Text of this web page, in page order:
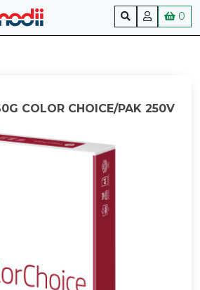
0
COLOR CHOICE/PAK 250V